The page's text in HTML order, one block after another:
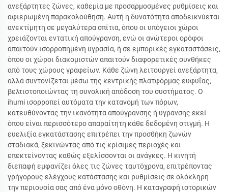
ανεξάρτητες ζώνες, καθεμία με προσαρμοσμένες ρυθμίσεις και
αφιερωμένη παρακολούθηση. Αυτή η δυνατότητα αποδεικνύεται
ανεκτίμητη σε μεγαλύτερα σπίτια, όπου οι υπόγειοι χώροι
χρειάζονται εντατική απούγρανση, ενώ οι ανώτεροι ορόφοι
απαιτούν ισορροπημένη υγρασία, ή σε εμπορικές εγκαταστάσεις,
όπου οι χώροι διακομιστών απαιτούν διαφορετικές συνθήκες
από τους χώρους γραφείων. Κάθε ζώνη λειτουργεί ανεξάρτητα,
αλλά συντονίζεται μέσω της κεντρικής πλατφόρμας ευφυΐας,
βελτιστοποιώντας τη συνολική απόδοση του συστήματος. Ο
ihumi ισορροπεί αυτόματα την κατανομή των πόρων,
κατευθύνοντας την ικανότητα απούγρανσης ή υγρανσης εκεί
όπου είναι περισσότερο απαραίτητη κάθε δεδομένη στιγμή. Η
ευελιξία εγκατάστασης επιτρέπει την προσθήκη ζωνών
σταδιακά, ξεκινώντας από τις κρίσιμες περιοχές και
επεκτείνοντας καθώς εξελίσσονται οι ανάγκες. Η κινητή
διεπαφή εμφανίζει όλες τις ζώνες ταυτόχρονα, επιτρέποντας
γρήγορους ελέγχους κατάστασης και ρυθμίσεις σε ολόκληρη
την περιουσία σας από ένα μόνο οθόνη. Η καταγραφή ιστορικών